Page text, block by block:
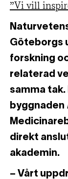
”Vi vill
Göteborgs
forskning
relaterad
samma tak.
byggnaden
direkt
akademin.
– Vårt